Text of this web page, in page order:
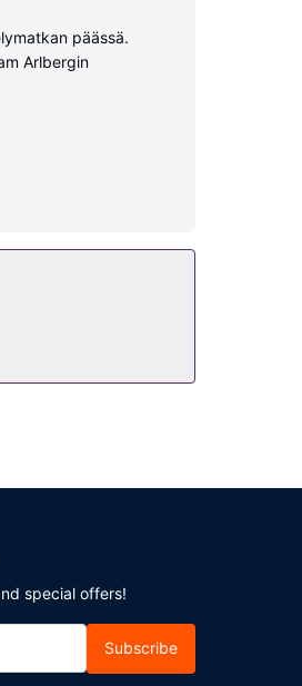
päässä.
Arlbergin
on oma
baari/aulabaari
special offers!
Subscribe